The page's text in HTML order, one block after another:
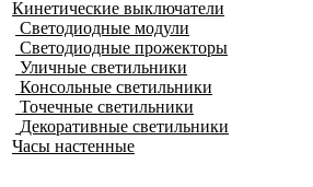
Кинетические выключатели
Светодиодные модули
Светодиодные прожекторы
Уличные светильники
Консольные светильники
Точечные светильники
Декоративные светильники
Часы настенные